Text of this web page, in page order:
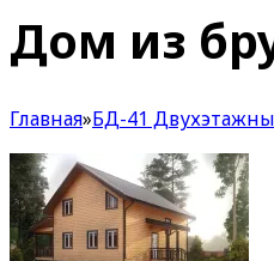
Дом из
Главная»БД-41